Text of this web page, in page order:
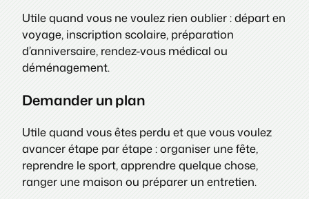
Utile quand vous ne voulez rien oublier : départ en
voyage, inscription scolaire, préparation
d’anniversaire, rendez-vous médical ou
déménagement.
Demander un plan
Utile quand vous êtes perdu et que vous voulez
avancer étape par étape : organiser une fête,
reprendre le sport, apprendre quelque chose,
ranger une maison ou préparer un entretien.